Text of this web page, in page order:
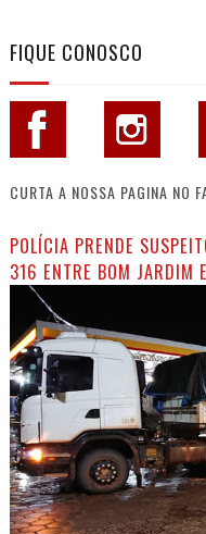
FIQUE CONOSCO
CURTA A NOSSA PAGINA NO
POLÍCIA PRENDE
316 ENTRE BOM JARDIM